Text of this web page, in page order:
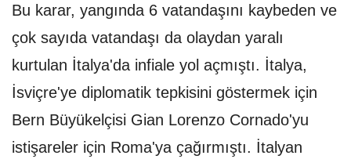
Bu karar, yangında 6 vatandaşını kaybeden ve
çok sayıda vatandaşı da olaydan yaralı
kurtulan İtalya'da infiale yol açmıştı. İtalya,
İsviçre'ye diplomatik tepkisini göstermek için
Bern Büyükelçisi Gian Lorenzo Cornado'yu
istişareler için Roma'ya çağırmıştı. İtalyan